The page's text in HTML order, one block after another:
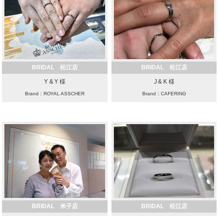
BRIDAL 松江店
Y & Y 様
Brand：ROYAL ASSCHER
BRIDAL 松江店
J & K 様
Brand：CAFERING
BRIDAL 米子店 BRIDAL 松江店